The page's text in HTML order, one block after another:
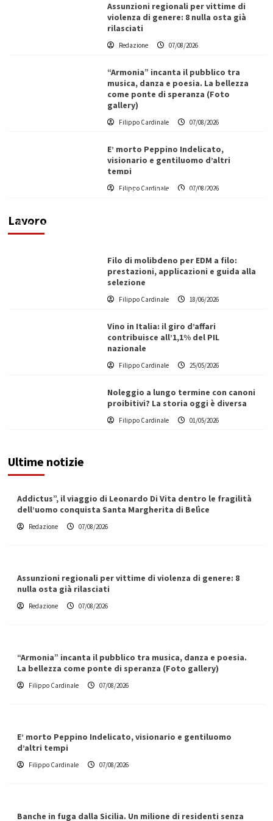
Assunzioni regionali per vittime di
violenza di genere: 8 nulla osta già
rilasciati
Redazione 07/08/2026
“Armonia” incanta il pubblico tra
musica, danza e poesia. La bellezza
come ponte di speranza (Foto
gallery)
Filippo Cardinale 07/08/2026
E’ morto Peppino Indelicato,
visionario e gentiluomo d’altri
tempi
Filippo Cardinale 07/08/2026
Lavoro
L’ingegnere saccense Buscarnera partner chiave
di un progetto transnazionale per la transizione
Filippo Cardinale
Filo di molibdeno per EDM a filo:
prestazioni, applicazioni e guida alla
selezione
Filippo Cardinale 18/06/2026
Vino in Italia: il giro d’affari
contribuisce all’1,1% del PIL
nazionale
Filippo Cardinale 25/05/2026
Noleggio a lungo termine con canoni
proibitivi? La storia oggi è diversa
Filippo Cardinale 01/05/2026
Ultime notizie
Addictus”, il viaggio di Leonardo Di Vita dentro le fragilità
dell’uomo conquista Santa Margherita di Belìce
Redazione 07/08/2026
Assunzioni regionali per vittime di violenza di genere: 8
nulla osta già rilasciati
Redazione 07/08/2026
“Armonia” incanta il pubblico tra musica, danza e poesia.
La bellezza come ponte di speranza (Foto gallery)
Filippo Cardinale 07/08/2026
E’ morto Peppino Indelicato, visionario e gentiluomo
d’altri tempi
Filippo Cardinale 07/08/2026
Banche in fuga dalla Sicilia. Un milione di residenti senza